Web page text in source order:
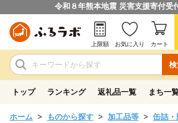
令和８年熊本地震 災害支援寄付受
上限額 お気に入り カート
トップ ランキング 返礼品一覧 まち一
ホーム ものから探す 加工品等
缶詰・